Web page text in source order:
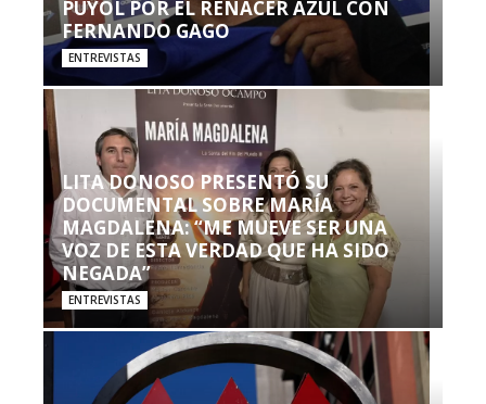
PUYOL POR EL RENACER AZUL CON
FERNANDO GAGO
ENTREVISTAS
LITA DONOSO PRESENTÓ SU
DOCUMENTAL SOBRE MARÍA
MAGDALENA: “ME MUEVE SER UNA
VOZ DE ESTA VERDAD QUE HA SIDO
NEGADA”
ENTREVISTAS